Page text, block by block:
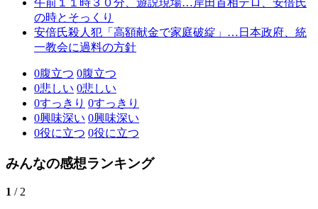
の時とそっくり
安倍氏殺人犯「高額献金で家庭破綻」…日本政府、統
一教会に過料の方針
0腹立つ 0腹立つ
0悲しい 0悲しい
0すっきり 0すっきり
0興味深い 0興味深い
0役に立つ 0役に立つ
みんなの感想ランキング
1 / 2